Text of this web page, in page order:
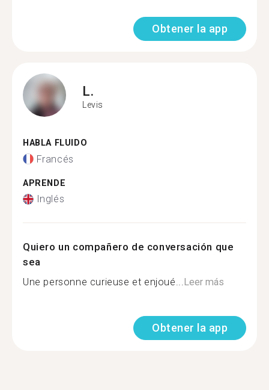
Obtener la app
L.
Levis
HABLA FLUIDO
Francés
APRENDE
Inglés
Quiero un compañero de conversación que
sea
Une personne curieuse et enjoué...Leer más
Obtener la app